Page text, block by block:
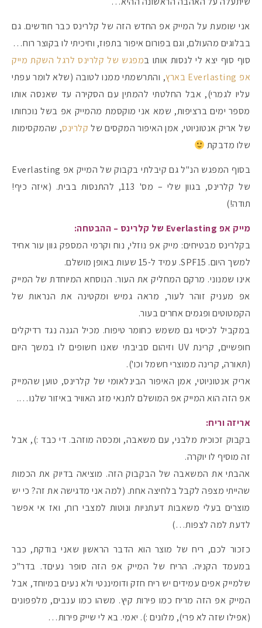
אומרים שאם
#הסטודיושלקורין
אני שומעת על המייק אפ החדש הזה של קלרינס כבר חודשים. גם
בבלוגים מהעולם, וגם בפורום איפור בתפוז, וחיכיתי לו בקוצר רוח…
סוף סוף יצא לי לנסות אותו במפגש של קלרינס לרגל השקת מייק
אפ Everlasting בארץ
, והתרשמתי ממנו לטובה (שלא לומר עפתי
עליו לגמרי), אבל החלטתי להמתין עם הסקירה עד שאנסה אותו
מספר ימים ברציפות, שמא אני מוקסמת מהמייק אפ בשל נוכחותו
של אריק אנטוניוטי, אמן האיפור המקסים של קלרינס, שהמקסימות
שלו מדבקת
בסוף המפגש הנ"ל גם קיבלתי בקבוק של המייק אפ Everlasting
של קלרינס, בגוון שלי – מס' 113, להתנסות בבית. (איזה כיף!
תודה!)
מייק אפ Everlasting של קלרינס – ההבטחה:
בקלרינס מבטיחים: מייק אפ נוזלי, נוח וקרמי המספק גוון עור אחיד
למשך היום. SPF15. עמיד ל-15 שעות באופן מושלם.
אינו שמנוני. מרקם המחליק את העור. הנוסחא המיוחדת של המייק
אפ מעניק זוהר לעור, מראה גמיש ומקטינה את הנראות של
הקמטוטים ופגמים אחרים בעור.
במקביל לכיסוי גם משמש כחומר טיפוח. מכיל הגנה נגד רדיקלים
חופשיים, קרינת UV וזיהום סביבתי שאנו חשופים לו במשך היום
(תאורה, קרינה ממוצרי חשמל וכו').
אריק אנטוניוטי, אמן האיפור הבינלאומי של קלרינס, טוען שהמייק
אפ הזה הוא המייק אפ המושלם לתנאי מזג האוויר באיזור שלנו….
אריזה וריח:
בקבוק זכוכית מלבני, עם משאבה, ומכסה מוזהב. די כבד :), אבל
זה מוסיף לו יוקרה.
אהבתי את המשאבה של הבקבוק הזה. מוציאה בדיוק את הכמות
שהייתי מצפה לקבל בלחיצה אחת. (למה אני מדגישה את זה? כי יש
מוצרים בעלי משאבות דעתניות ונוטות למצבי רוח, ואז אי אפשר
לדעת למה לצפות…)
כזכור לכם, ריח של מוצר הוא הדבר הראשון שאני בודקת, כבר
במעמד הקניה. הריח של המייק אפ הזה סופר נעיםד. בדר"כ
שלמייק אפים עמידים יש ריח חזק ודומיננטי ולא נעים במיוחד, אבל
המייק אפ הזה מריח כמו פירות קיץ. משהו כמו ענבים, מלפפונים
(אפילו שזה לא פרי), מלונים :). יאמי. בא לי שייק פירות…